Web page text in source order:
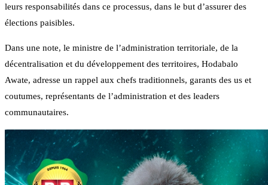
leurs responsabilités dans ce processus, dans le but d’assurer des
élections paisibles.
Dans une note, le ministre de l’administration territoriale, de la
décentralisation et du développement des territoires, Hodabalo
Awate, adresse un rappel aux chefs traditionnels, garants des us et
coutumes, représentants de l’administration et des leaders
communautaires.